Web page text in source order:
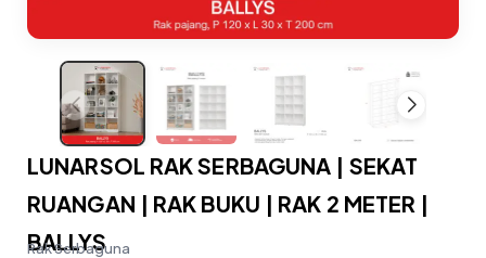
LUNARSOL RAK SERBAGUNA | SEKAT
RUANGAN | RAK BUKU | RAK 2 METER |
BALLYS
Rak Serbaguna